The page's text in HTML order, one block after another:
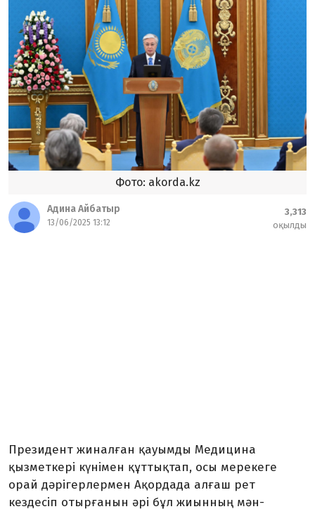
Фото: akorda.kz
Адина Айбатыр
13/06/2025 13:12
3,313
оқылды
Президент жиналған қауымды Медицина
қызметкері күнімен құттықтап, осы мерекеге
орай дәрігерлермен Ақордада алғаш рет
кездесіп отырғанын әрі бұл жиынның мән-